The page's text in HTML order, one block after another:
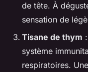
de tête. À
sensation de
Tisane de thym
système
respiratoires.